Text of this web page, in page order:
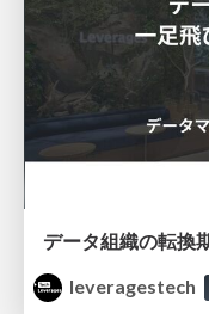
データ組織の転換
leveragestech